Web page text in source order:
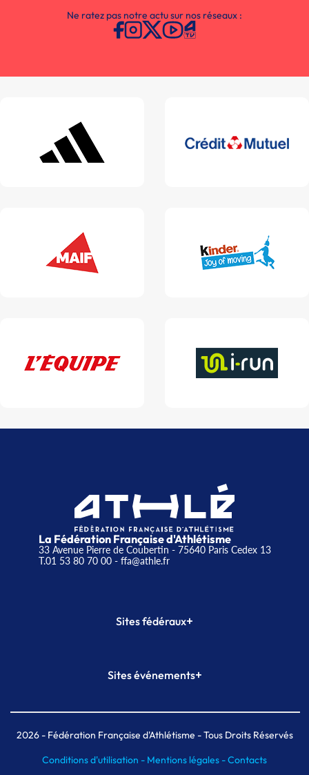
Ne ratez pas notre actu sur nos réseaux :
La Fédération Française d'Athlétisme
33 Avenue Pierre de Coubertin - 75640 Paris Cedex 13
T.01 53 80 70 00- ffa@athle.fr
Sites fédéraux+
Plateforme Formation
Sites événements+
Meeting de Paris indoor
MAIF Ekiden de Paris
2026- Fédération Française d'Athlétisme - Tous Droits Réservés
Conditions d'utilisation - Mentions légales -Contacts